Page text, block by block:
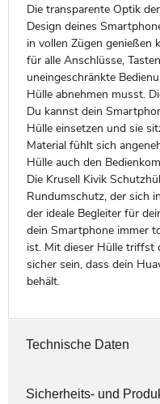
Die transparente Optik
Design deines
in vollen Zügen genießen
für alle Anschlüsse,
uneingeschränkte
Hülle abnehmen musst.
Du kannst dein
Hülle einsetzen und sie
Material fühlt sich
Hülle auch den
Die Krusell Kivik
Rundumschutz, der sich
der ideale Begleiter für
dein Smartphone immer
ist. Mit dieser Hülle triffst
sicher sein, dass dein
behält.
Technische Daten
Sicherheits- und